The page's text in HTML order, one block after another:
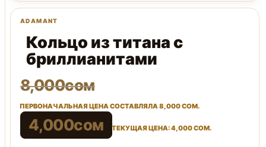
Кольцо из титана с
бриллианитами
8,000сом
ПЕРВОНАЧАЛЬНАЯ ЦЕНА СОСТАВЛЯЛА 8,000 СОМ.
4,000сом ТЕКУЩАЯ ЦЕНА: 4,000 СОМ.